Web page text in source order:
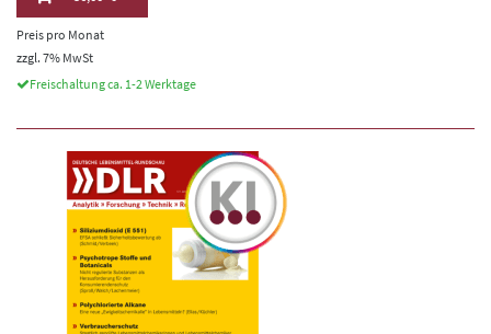
Preis pro Monat
zzgl. 7% MwSt
Freischaltung ca. 1-2 Werktage